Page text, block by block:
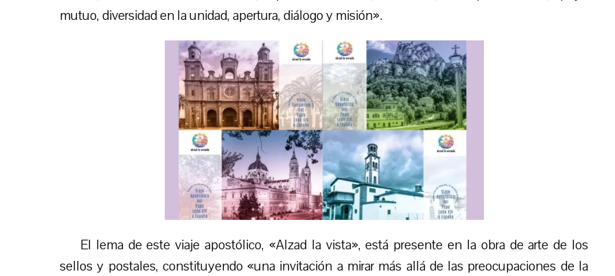
mutuo, diversidad en la unidad, apertura, diálogo y misión».
El lema de este viaje apostólico, «Alzad la vista», está presente en la obra de arte de los
sellos y postales, constituyendo «una invitación a mirar más allá de las preocupaciones de la